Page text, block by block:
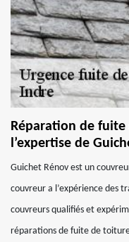
Réparation de
l’expertise de
Guichet Rénov est un
couvreur a l’expérience des
couvreurs qualifiés et
réparations de fuite de